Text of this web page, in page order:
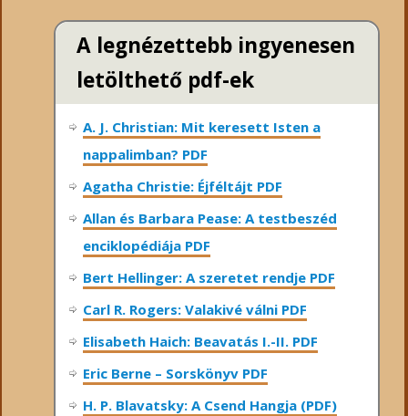
A legnézettebb ingyenesen
letölthető pdf-ek
A. J. Christian: Mit keresett Isten a
nappalimban? PDF
Agatha Christie: Éjféltájt PDF
Allan és Barbara Pease: A testbeszéd
enciklopédiája PDF
Bert Hellinger: A ​szeretet rendje PDF
Carl R. Rogers: Valakivé válni PDF
Elisabeth Haich: Beavatás I.-II. PDF
Eric Berne – Sorskönyv PDF
H. P. Blavatsky: A Csend Hangja (PDF)